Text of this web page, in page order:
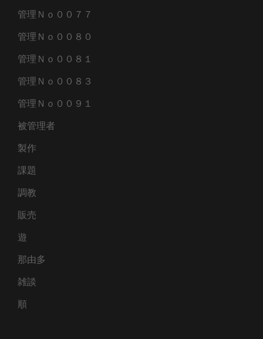
管理Ｎｏ００７７
管理Ｎｏ００８０
管理Ｎｏ００８１
管理Ｎｏ００８３
管理Ｎｏ００９１
被管理者
製作
課題
調教
販売
遊
那由多
雑談
順